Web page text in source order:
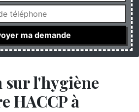
l'hygiène
HACCP à